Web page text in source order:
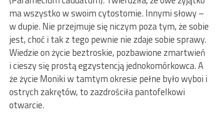
ma wszystko w swoim cytostomie. Innymi słowy –
w dupie. Nie przejmuje się niczym poza tym, że sobie
jest, choć i tak z tego pewnie nie zdaje sobie sprawy.
Wiedzie on życie beztroskie, pozbawione zmartwień
i cieszy się prostą egzystencją jednokomórkowca. A
że życie Moniki w tamtym okresie pełne było wyboi i
ostrych zakrętów, to zazdrościła pantofelkowi
otwarcie.